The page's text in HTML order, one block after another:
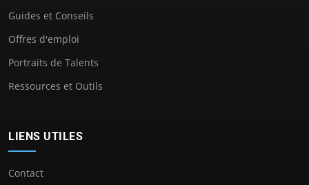
Guides et Conseils
Offres d'emploi
Portraits de Talents
Ressources et Outils
LIENS UTILES
Contact